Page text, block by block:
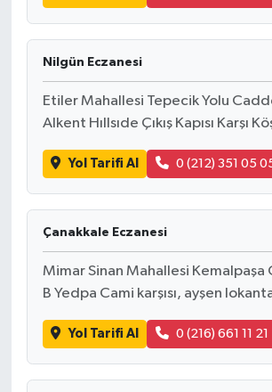
Nilgün Eczanesi
Etiler Mahallesi Tepecik Yolu
Alkent Hıllsıde Çıkış Kapısı Karşı
Yol Tarifi Al 0 (212) 351 05
Çanakkale Eczanesi
Mimar Sinan Mahallesi Kemalpaşa
B Yedpa Cami karşısı, ayşen
Yol Tarifi Al 0 (216) 661 11 21